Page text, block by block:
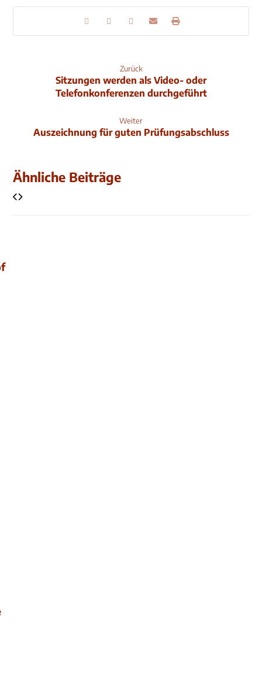
Zurück
Sitzungen werden als Video- oder
Telefonkonferenzen durchgeführt
Weiter
Auszeichnung für guten Prüfungsabschluss
Ähnliche Beiträge